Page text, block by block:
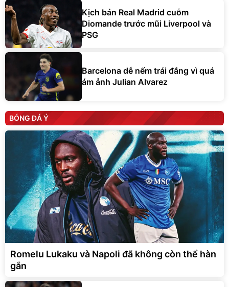
Kịch bản Real Madrid cuỗm
Diomande trước mũi Liverpool và
PSG
Barcelona dễ nếm trái đắng vì quá
ám ảnh Julian Alvarez
BÓNG ĐÁ Ý
Romelu Lukaku và Napoli đã không còn thể hàn
gắn